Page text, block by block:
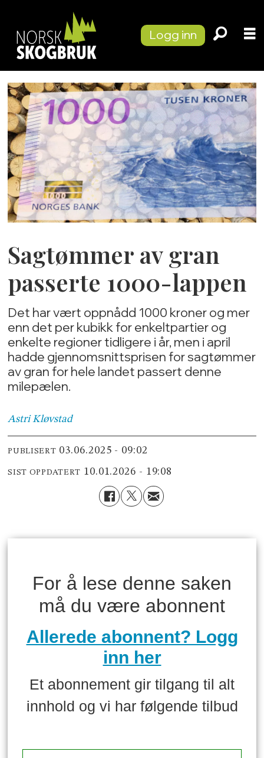
Logg inn
Sagtømmer av gran
passerte 1000-lappen
Det har vært oppnådd 1000 kroner og mer
enn det per kubikk for enkeltpartier og
enkelte regioner tidligere i år, men i april
hadde gjennomsnittsprisen for sagtømmer
av gran for hele landet passert denne
milepælen.
Astri Kløvstad
PUBLISERT 03.06.2025 - 09:02
SIST OPPDATERT 10.01.2026 - 19:08
For å lese denne saken
må du være abonnent
Allerede abonnent? Logg
inn her
Et abonnement gir tilgang til alt
innhold og vi har følgende tilbud